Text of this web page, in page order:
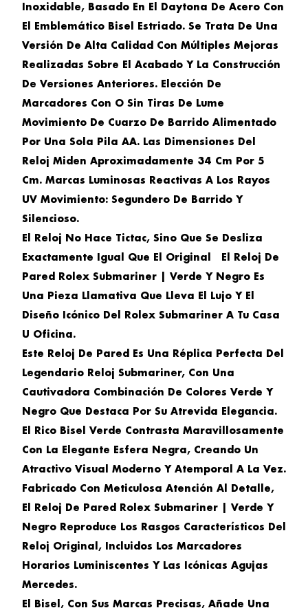
Inoxidable, Basado En El Daytona De Acero Con
El Emblemático Bisel Estriado. Se Trata De Una
Versión De Alta Calidad Con Múltiples Mejoras
Realizadas Sobre El Acabado Y La Construcción
De Versiones Anteriores. Elección De
Marcadores Con O Sin Tiras De Lume
Movimiento De Cuarzo De Barrido Alimentado
Por Una Sola Pila AA. Las Dimensiones Del
Reloj Miden Aproximadamente 34 Cm Por 5
Cm. Marcas Luminosas Reactivas A Los Rayos
UV Movimiento: Segundero De Barrido Y
Silencioso.
El Reloj No Hace Tictac, Sino Que Se Desliza
Exactamente Igual Que El Original El Reloj De
Pared Rolex Submariner | Verde Y Negro Es
Una Pieza Llamativa Que Lleva El Lujo Y El
Diseño Icónico Del Rolex Submariner A Tu Casa
U Oficina.
Este Reloj De Pared Es Una Réplica Perfecta Del
Legendario Reloj Submariner, Con Una
Cautivadora Combinación De Colores Verde Y
Negro Que Destaca Por Su Atrevida Elegancia.
El Rico Bisel Verde Contrasta Maravillosamente
Con La Elegante Esfera Negra, Creando Un
Atractivo Visual Moderno Y Atemporal A La Vez.
Fabricado Con Meticulosa Atención Al Detalle,
El Reloj De Pared Rolex Submariner | Verde Y
Negro Reproduce Los Rasgos Característicos Del
Reloj Original, Incluidos Los Marcadores
Horarios Luminiscentes Y Las Icónicas Agujas
Mercedes.
El Bisel, Con Sus Marcas Precisas, Añade Una